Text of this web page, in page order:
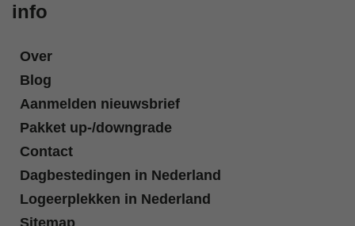
info
Over
Blog
Aanmelden nieuwsbrief
Pakket up-/downgrade
Contact
Dagbestedingen in Nederland
Logeerplekken in Nederland
Sitemap